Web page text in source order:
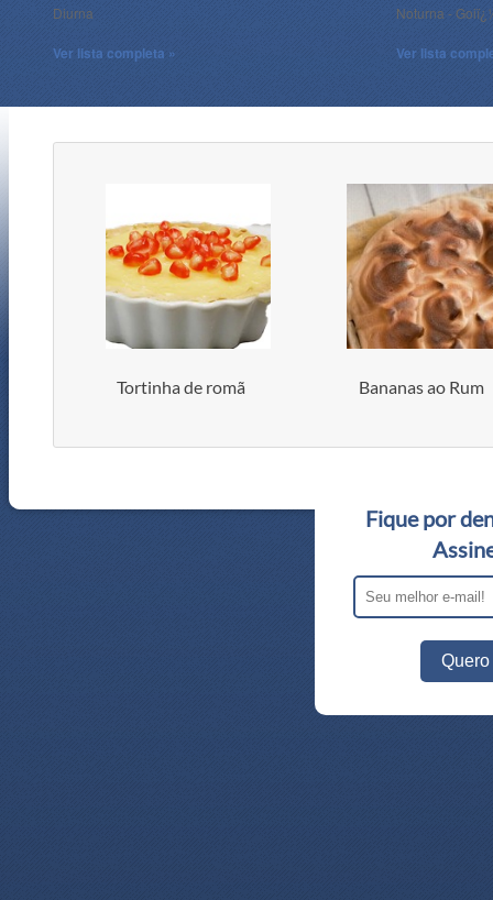
Diurna
Ver lista completa »
Noturna -
Ver lista
Tortinha de romã Bananas ao Rum
Fique por